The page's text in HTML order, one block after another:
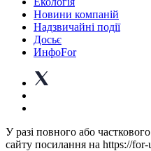
Новини компаній
Надзвичайні події
Досьє
ИнфоFor
У разі повного або
сайту посилання на https://